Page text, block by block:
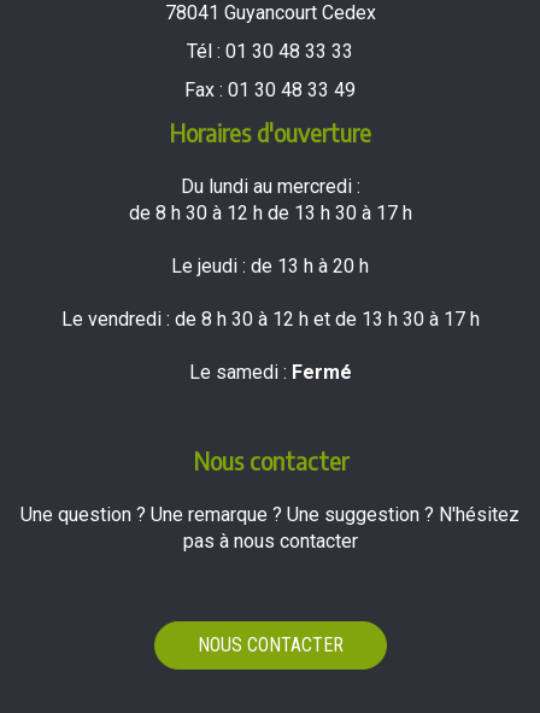
78041 Guyancourt Cedex
Tél : 01 30 48 33 33
Fax : 01 30 48 33 49
Horaires d'ouverture
Du lundi au mercredi :
de 8 h 30 à 12 h de 13 h 30 à 17 h
Le jeudi : de 13 h à 20 h
Le vendredi : de 8 h 30 à 12 h et de 13 h 30 à 17 h
Le samedi : Fermé
Nous contacter
Une question ? Une remarque ? Une suggestion ? N'hésitez
pas à nous contacter
NOUS CONTACTER